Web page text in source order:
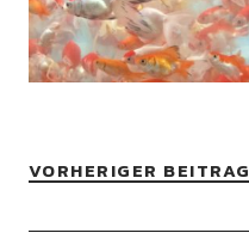
VORHERIGER BEITRAG